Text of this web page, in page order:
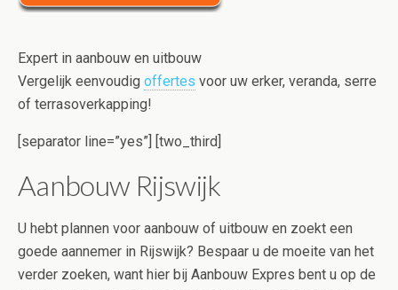
Expert in aanbouw en uitbouw
Vergelijk eenvoudig offertes voor uw erker, veranda, serre
of terrasoverkapping!
[separator line=”yes”] [two_third]
Aanbouw Rijswijk
U hebt plannen voor aanbouw of uitbouw en zoekt een
goede aannemer in Rijswijk? Bespaar u de moeite van het
verder zoeken, want hier bij Aanbouw Expres bent u op de